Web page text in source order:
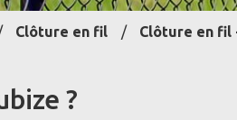
Clôture en fil Clôture en fil
?